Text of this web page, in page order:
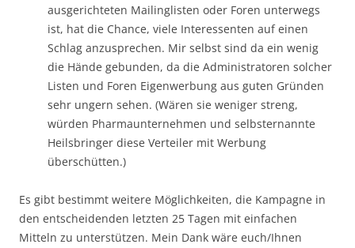
ausgerichteten Mailinglisten oder Foren unterwegs
ist, hat die Chance, viele Interessenten auf einen
Schlag anzusprechen. Mir selbst sind da ein wenig
die Hände gebunden, da die Administratoren solcher
Listen und Foren Eigenwerbung aus guten Gründen
sehr ungern sehen. (Wären sie weniger streng,
würden Pharmaunternehmen und selbsternannte
Heilsbringer diese Verteiler mit Werbung
überschütten.)
Es gibt bestimmt weitere Möglichkeiten, die Kampagne in
den entscheidenden letzten 25 Tagen mit einfachen
Mitteln zu unterstützen. Mein Dank wäre euch/Ihnen